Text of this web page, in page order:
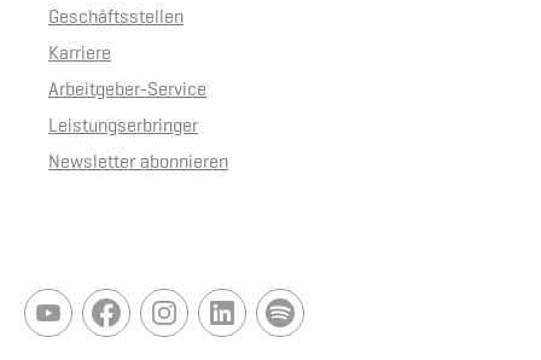
Geschäftsstellen
Karriere
Arbeitgeber-Service
Leistungserbringer
Newsletter abonnieren